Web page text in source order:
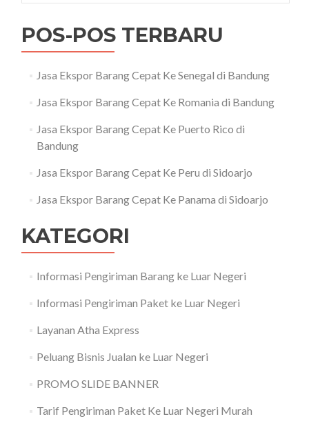
POS-POS TERBARU
Jasa Ekspor Barang Cepat Ke Senegal di Bandung
Jasa Ekspor Barang Cepat Ke Romania di Bandung
Jasa Ekspor Barang Cepat Ke Puerto Rico di
Bandung
Jasa Ekspor Barang Cepat Ke Peru di Sidoarjo
Jasa Ekspor Barang Cepat Ke Panama di Sidoarjo
KATEGORI
Informasi Pengiriman Barang ke Luar Negeri
Informasi Pengiriman Paket ke Luar Negeri
Layanan Atha Express
Peluang Bisnis Jualan ke Luar Negeri
PROMO SLIDE BANNER
Tarif Pengiriman Paket Ke Luar Negeri Murah